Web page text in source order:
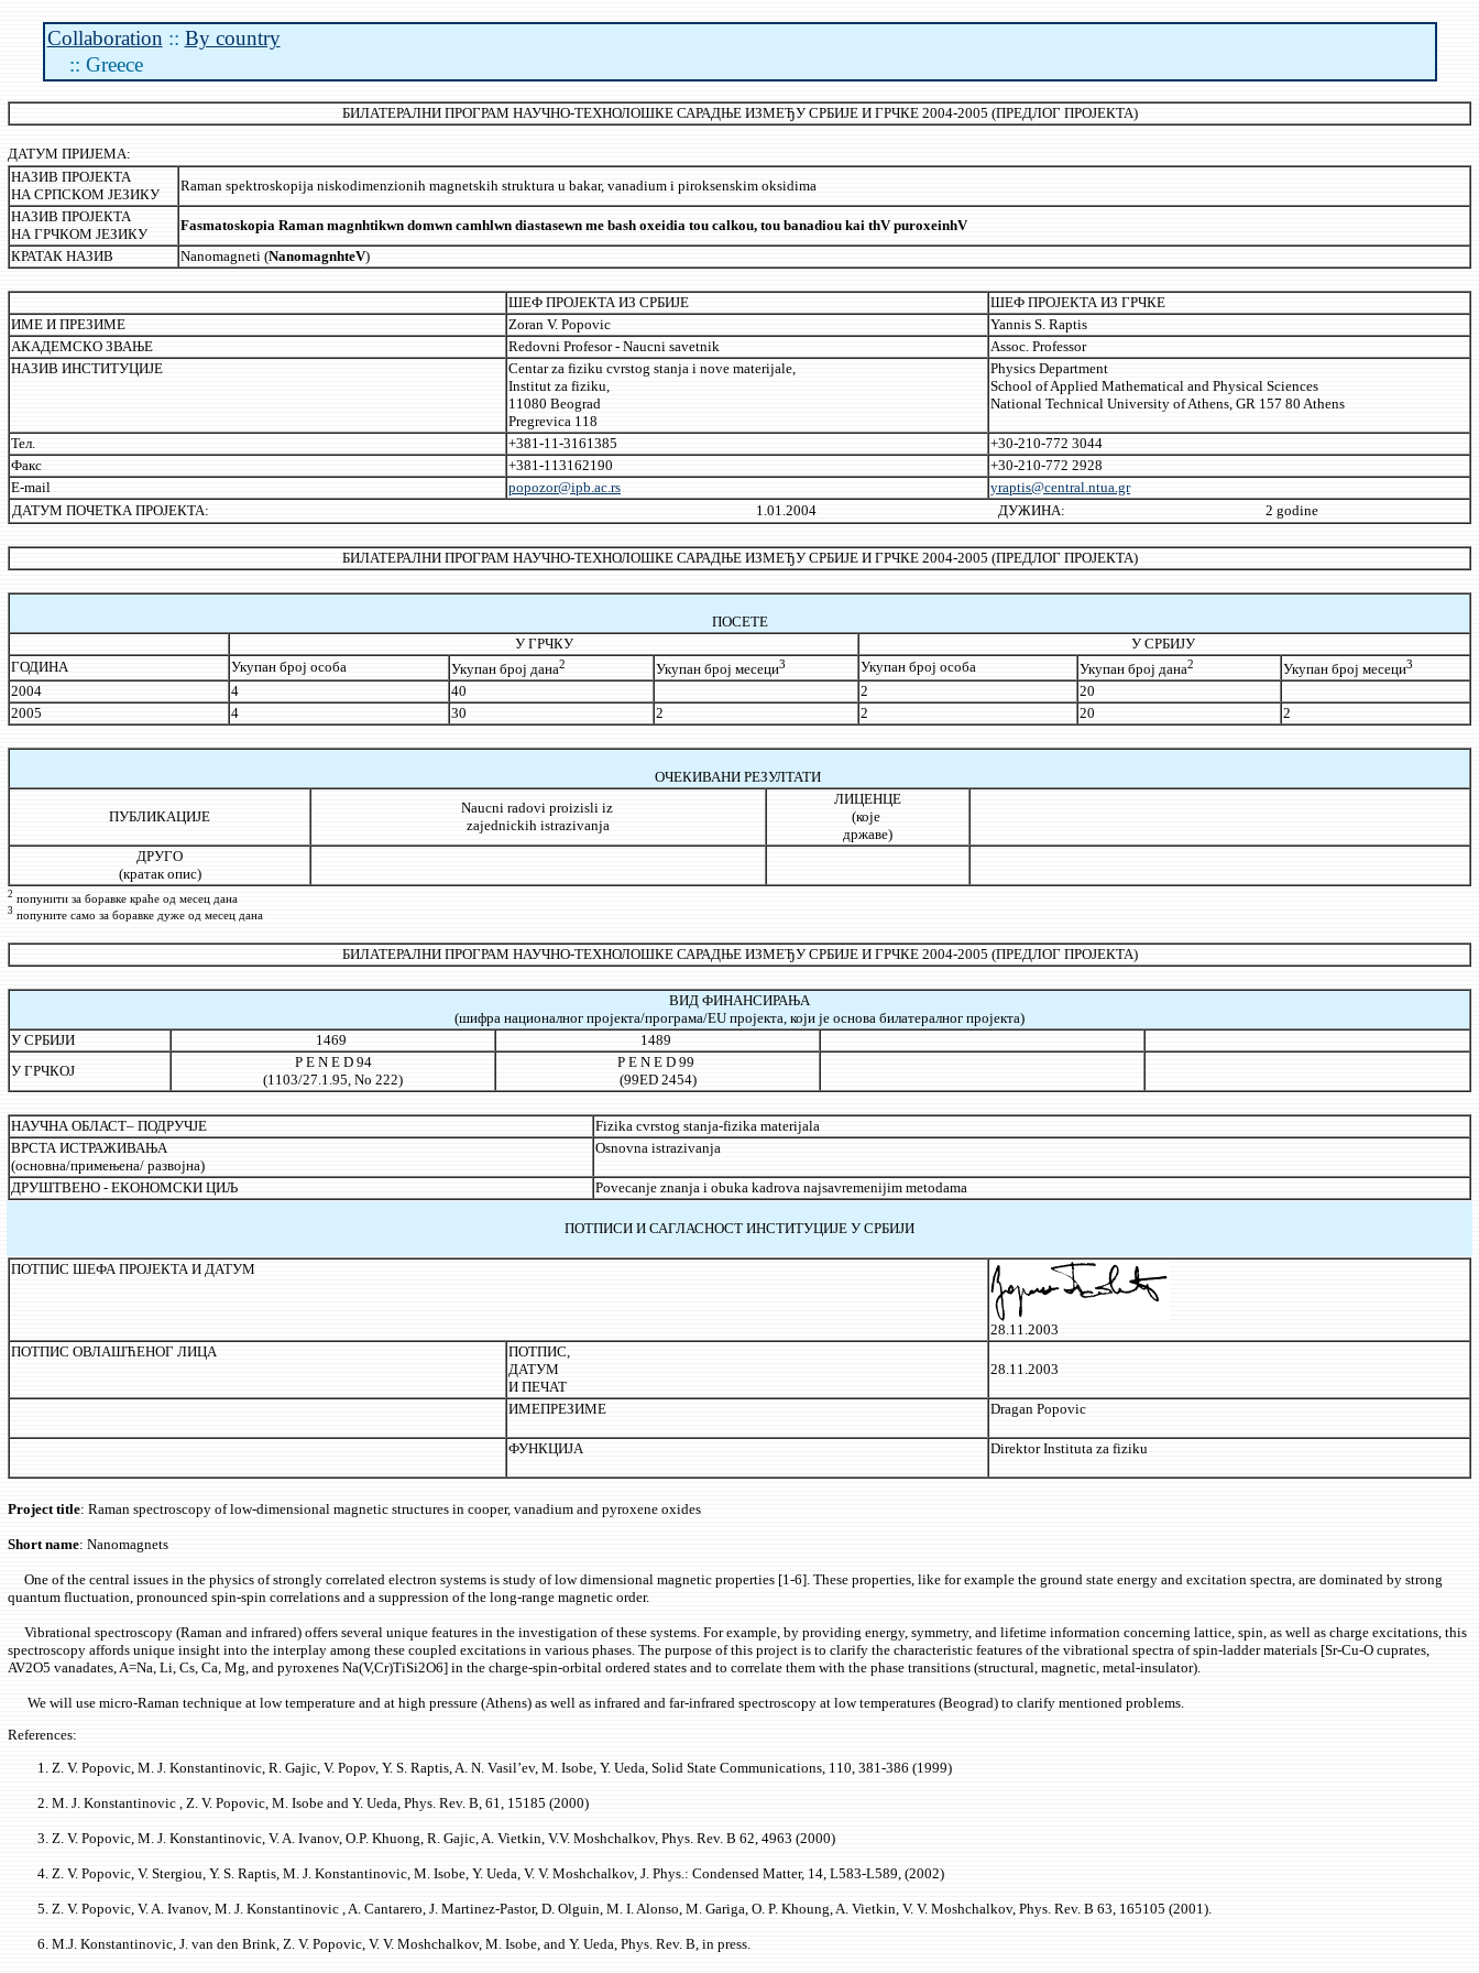
Collaboration :: By country
:: Greece
БИЛАТЕРАЛНИ ПРОГРАМ НАУЧНО-ТЕХНОЛОШКЕ САРАДЊЕ ИЗМЕЂУ СРБИЈЕ И ГРЧКЕ 2004-2005 (ПРЕДЛОГ ПРОЈЕКТА)
ДАТУМ ПРИЈЕМА:
НАЗИВ ПРОЈЕКТА
НА СРПСКОМ ЈЕЗИКУ
Raman spektroskopija niskodimenzionih magnetskih struktura u bakar, vanadium i piroksenskim oksidima
НАЗИВ ПРОЈЕКТА
НА ГРЧКОМ ЈЕЗИКУ
Fasmatoskopia Raman magnhtikwn domwn camhlwn diastasewn me bash oxeidia tou calkou, tou banadiou kai thV puroxeinhV
КРАТАК НАЗИВ
Nanomagneti (NanomagnhteV)
ШЕФ ПРОЈЕКТА ИЗ СРБИЈЕ
ШЕФ ПРОЈЕКТА ИЗ ГРЧКЕ
ИМЕ И ПРЕЗИМЕ
Zoran V. Popovic
Yannis S. Raptis
АКАДЕМСКО ЗВАЊЕ
Redovni Profesor - Naucni savetnik
Assoc. Professor
НАЗИВ ИНСТИТУЦИЈЕ
Centar za fiziku cvrstog stanja i nove materijale,
Institut za fiziku,
11080 Beograd
Pregrevica 118
Physics Department
School of Applied Mathematical and Physical Sciences
National Technical University of Athens, GR 157 80 Athens
Тел. +381-11-3161385
+30-210-772 3044
Факс
+381-113162190
+30-210-772 2928
E-mail
popozor@ipb.ac.rs
yraptis@central.ntua.gr
ДАТУМ ПОЧЕТКА ПРОЈЕКТА:
1.01.2004 ДУЖИНА: 2 godine
БИЛАТЕРАЛНИ ПРОГРАМ НАУЧНО-ТЕХНОЛОШКЕ САРАДЊЕ ИЗМЕЂУ СРБИЈЕ И ГРЧКЕ 2004-2005 (ПРЕДЛОГ ПРОЈЕКТА)
ПОСЕТЕ
У ГРЧКУ
У СРБИЈУ
ГОДИНА
Укупан број особа Укупан број дана2 Укупан број месеци3 Укупан број особа Укупан број дана2 Укупан број месеци3
2004 4 40 2
20
2005
4 30 2 2 20 2
ОЧЕКИВАНИ РЕЗУЛТАТИ
ПУБЛИКАЦИЈЕ
Naucni radovi proizisli iz
zajednickih istrazivanja
ЛИЦЕНЦЕ
(које
државе)
ДРУГО
(кратак опис)
2 попунити за боравке краће од месец дана
3 попуните само за боравке дуже од месец дана
БИЛАТЕРАЛНИ ПРОГРАМ НАУЧНО-ТЕХНОЛОШКЕ САРАДЊЕ ИЗМЕЂУ СРБИЈЕ И ГРЧКЕ 2004-2005 (ПРЕДЛОГ ПРОЈЕКТА)
ВИД ФИНАНСИРАЊА
(шифра националног пројекта/програма/EU пројекта, који је основа билатералног пројекта)
У СРБИЈИ
1469
1489
У ГРЧКОЈ
P E N E D94
(1103/27.1.95, No 222)
P E N E D 99
(99ED2454)
НАУЧНА ОБЛАСТ– ПОДРУЧЈЕ
Fizika cvrstog stanja-fizika materijala
ВРСТА ИСТРАЖИВАЊА
(основна/примењена/ развојна)
Osnovna istrazivanja
ДРУШТВЕНО - ЕКОНОМСКИ ЦИЉ Povecanje znanja i obuka kadrova najsavremenijim metodama
ПОТПИСИ И САГЛАСНОСТ ИНСТИТУЦИЈЕ У СРБИЈИ
ПОТПИС ШЕФА ПРОЈЕКТА И ДАТУМ
28.11.2003
ПОТПИС ОВЛАШЋЕНОГ ЛИЦА
ПОТПИС,
ДАТУМ
И ПЕЧАТ
28.11.2003
ИМЕПРЕЗИМЕ Dragan Popovic
ФУНКЦИЈА Direktor Instituta za fiziku
Project title: Raman spectroscopy of low-dimensional magnetic structures in cooper, vanadium and pyroxene oxides
Short name: Nanomagnets
One of the central issues in the physics of strongly correlated electron systems is study of low dimensional magnetic properties [1-6]. These properties, like for example the ground state energy and excitation spectra, are dominated by strong
quantum fluctuation, pronounced spin-spin correlations and a suppression of the long-range magnetic order.
Vibrational spectroscopy (Raman and infrared) offers several unique features in the investigation of these systems. For example, by providing energy, symmetry, and lifetime information concerning lattice, spin, as well as charge excitations, this
spectroscopy affords unique insight into the interplay among these coupled excitations in various phases. The purpose of this project is to clarify the characteristic features of the vibrational spectra of spin-ladder materials [Sr-Cu-O cuprates,
AV2O5 vanadates, A=Na, Li, Cs, Ca, Mg, and pyroxenes Na(V,Cr)TiSi2O6] in the charge-spin-orbital ordered states and to correlate them with the phase transitions (structural, magnetic, metal-insulator).
We will use micro-Raman technique at low temperature and at high pressure (Athens) as well as infrared and far-infrared spectroscopy at low temperatures (Beograd) to clarify mentioned problems.
References:
Z. V. Popovic, M. J. Konstantinovic, R. Gajic, V. Popov, Y. S. Raptis, A. N. Vasil’ev, M. Isobe, Y. Ueda, Solid State Communications, 110, 381-386 (1999)
M. J. Konstantinovic , Z. V. Popovic, M. Isobe and Y. Ueda, Phys. Rev. B, 61, 15185 (2000)
Z. V. Popovic, M. J. Konstantinovic, V. A. Ivanov, O.P. Khuong, R. Gajic, A. Vietkin, V.V. Moshchalkov, Phys. Rev. B 62, 4963 (2000)
Z. V. Popovic, V. Stergiou, Y. S. Raptis, M. J. Konstantinovic, M. Isobe, Y. Ueda, V. V. Moshchalkov, J. Phys.: Condensed Matter, 14, L583-L589, (2002)
Z. V. Popovic, V. A. Ivanov, M. J. Konstantinovic , A. Cantarero, J. Martinez-Pastor, D. Olguin, M. I. Alonso, M. Gariga, O. P. Khoung, A. Vietkin, V. V. Moshchalkov, Phys. Rev. B 63, 165105 (2001).
M.J. Konstantinovic, J. van den Brink, Z. V. Popovic, V. V. Moshchalkov, M. Isobe, and Y. Ueda, Phys. Rev. B, in press.